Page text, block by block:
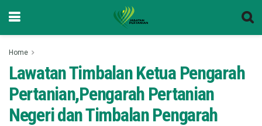
Home
Lawatan Timbalan Ketua Pengarah
Pertanian,Pengarah Pertanian
Negeri dan Timbalan Pengarah